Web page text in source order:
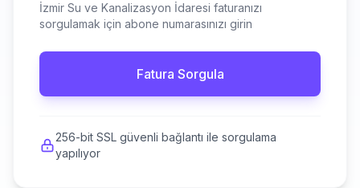
İzmir Su ve Kanalizasyon İdaresi faturanızı
sorgulamak için abone numarasınızı girin
Fatura Sorgula
256-bit SSL güvenli bağlantı ile sorgulama
yapılıyor